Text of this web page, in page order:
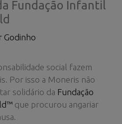
Fundação Infantil
Godinho
social fazem
Por isso a Moneris não
solidário da Fundação
que procurou angariar